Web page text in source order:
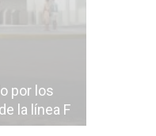
por los
la línea F